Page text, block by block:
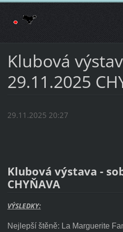
Klubová
29.11.2025
29.11.2025 20:27
Klubová výstava -
CHYŇAVA
VÝSLEDKY:
Nejlepší štěně: La Marguerite